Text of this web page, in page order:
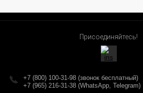
Присоединяйтесь!
+7 (800) 100-31-98 (звонок бесплатный)
+7 (965) 216-31-38 (WhatsApp, Telegram)